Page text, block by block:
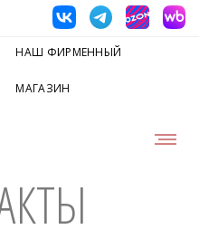
НАШ ФИРМЕННЫЙ
МАГАЗИН